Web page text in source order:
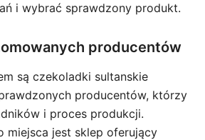
i wybrać sprawdzony produkt.
producentów
są czekoladki sultanskie
producentów, którzy
i proces produkcji.
miejsca jest sklep oferujący